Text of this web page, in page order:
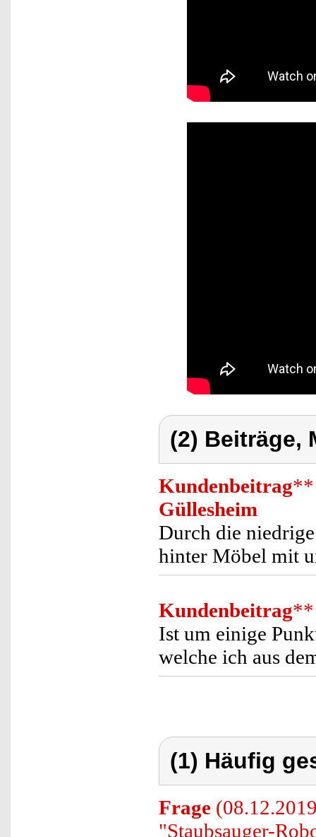
(2) Beiträge,
Kundenbeitrag**
Güllesheim
Durch die
hinter Möbel mit
Kundenbeitrag**
Ist um einige
welche ich aus
(1) Häufig
Frage
"Staubsauger-